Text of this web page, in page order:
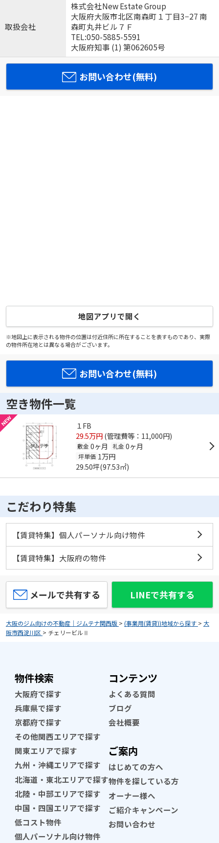
取扱会社
株式会社New Estate Group
大阪府大阪市北区南森町１丁目3−27 南
森町丸井ビル７Ｆ
TEL:050-5885-5591
大阪府知事 (1) 第062605号
お問い合わせ(無料)
地図アプリで開く
※地図上に表示される物件の位置は付近住所に所在することを表すものであり、実際
の物件所在地とは異なる場合がございます。
お問い合わせ(無料)
空き物件一覧
１FB
29.5万円(管理費等：11,000円)
敷金 0ヶ月 礼金 0ヶ月
坪単価 1万円
29.50坪(97.53㎡)
こだわり特集
【賃貸特集】個人パーソナル向け物件
【賃貸特集】大阪府の物件
メールで共有する LINEで共有する
大阪のジム向けの不動産｜ジムテナ関西版 > (事業用(賃貸))地域から探す > 大
阪市西淀川区 > チェリービルⅡ
物件検索
大阪府で探す
兵庫県で探す
京都府で探す
その他関西エリアで探す
関東エリアで探す
九州・沖縄エリアで探す
北海道・東北エリアで探す
北陸・中部エリアで探す
中国・四国エリアで探す
低コスト物件
個人パーソナル向け物件
コンテンツ
よくある質問
ブログ
会社概要
ご案内
はじめての方へ
物件を探している方
オーナー様へ
ご紹介キャンペーン
お問い合わせ